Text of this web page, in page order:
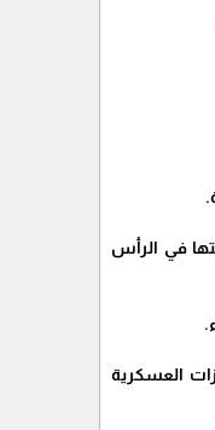
إصابتها في الرأس
العسكرية